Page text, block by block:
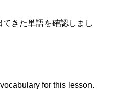
きた単語を確認しまし
for this lesson.